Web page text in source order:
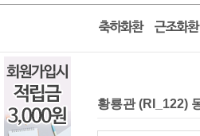
황룡관 (RI_122)